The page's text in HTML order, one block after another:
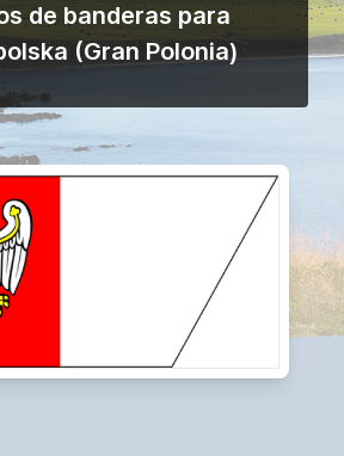
de banderas para
(Gran Polonia)